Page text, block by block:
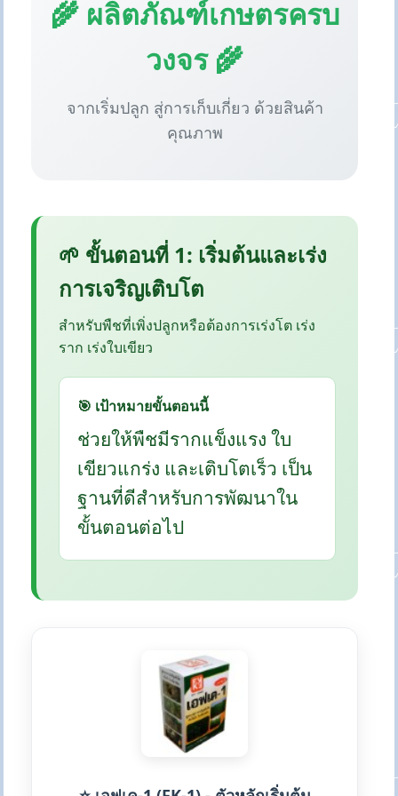
🌾 ผลิตภัณฑ์เกษตรครบ
วงจร 🌾
จากเริ่มปลูก สู่การเก็บเกี่ยว ด้วยสินค้า
คุณภาพ
🌱 ขั้นตอนที่ 1: เริ่มต้นและเร่ง
การเจริญเติบโต
สำหรับพืชที่เพิ่งปลูกหรือต้องการเร่งโต เร่ง
ราก เร่งใบเขียว
🎯 เป้าหมายขั้นตอนนี้
ช่วยให้พืชมีรากแข็งแรง ใบ
เขียวแกร่ง และเติบโตเร็ว เป็น
ฐานที่ดีสำหรับการพัฒนาใน
ขั้นตอนต่อไป